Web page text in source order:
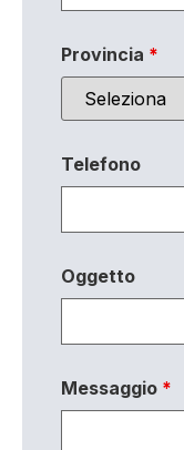
Provincia *
Telefono
Oggetto
Messaggio *